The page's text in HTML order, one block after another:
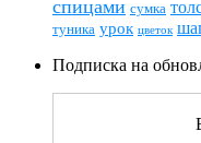
спицами сумка
туника урок цветок
Подписка на